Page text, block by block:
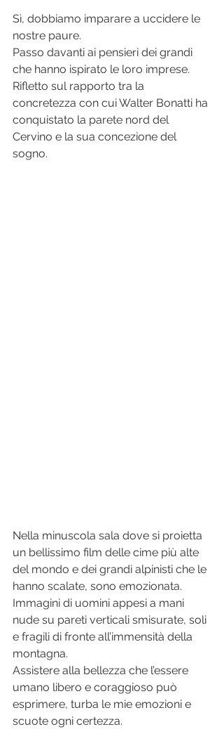
Sì, dobbiamo imparare a uccidere le
nostre paure.
Passo davanti ai pensieri dei grandi
che hanno ispirato le loro imprese.
Rifletto sul rapporto tra la
concretezza con cui Walter Bonatti ha
conquistato la parete nord del
Cervino e la sua concezione del
sogno.
Nella minuscola sala dove si proietta
un bellissimo film delle cime più alte
del mondo e dei grandi alpinisti che le
hanno scalate, sono emozionata.
Immagini di uomini appesi a mani
nude su pareti verticali smisurate, soli
e fragili di fronte all’immensità della
montagna.
Assistere alla bellezza che l’essere
umano libero e coraggioso può
esprimere, turba le mie emozioni e
scuote ogni certezza.